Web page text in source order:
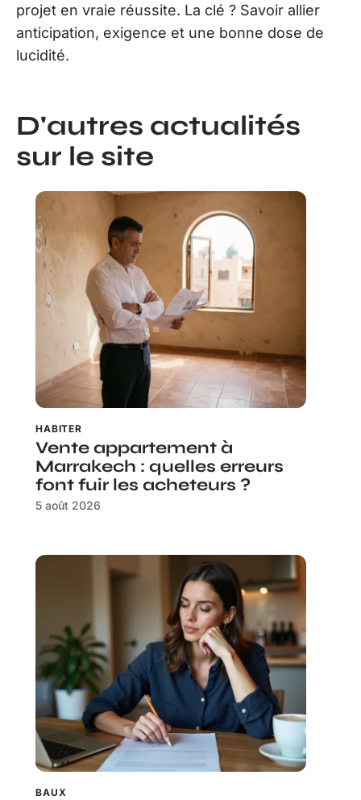
projet en vraie réussite. La clé ? Savoir allier
anticipation, exigence et une bonne dose de
lucidité.
D'autres actualités
sur le site
HABITER
Vente appartement à
Marrakech : quelles erreurs
font fuir les acheteurs ?
5 août 2026
BAUX